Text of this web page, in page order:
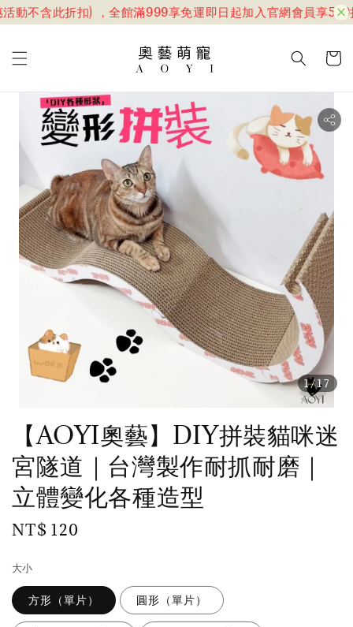
動不含此折扣) ，全館滿999享免運即日起加入官網會員享599
1/17
【AOYI奧藝】DIY拼裝貓咪迷
宮隧道｜台灣製作耐抓耐磨｜
立體變化各種造型
Regular
NT$ 120
大小
方形（單片） 圓形（單片）